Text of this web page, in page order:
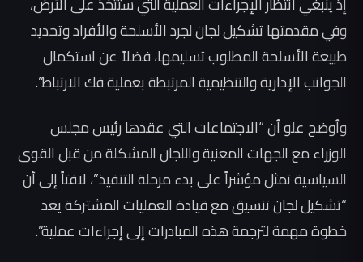
وفي مقدمتها تشكيل لجان لجرد الأسلحة والأفراد وتحديد
طبيعة الأسلحة المطلوب تسليمها، فضلاً عن استكمال
الجوانب الإدارية والتنظيمية المرتبطة بعملية فك الارتباط”.
وأوضح علو أن “الاجتماعات التي عقدها رئيس مجلس
الوزراء مع الجهات المعنية واللجان المشكلة من قبل القوى
السياسية تمثل مؤشراً على بدء مرحلة التنفيذ”، لافتاً إلى أن
“تشكيل لجان تنسيق مع قيادة العمليات المشتركة يعد
خطوة مهمة لترجمة هذه المبادرات إلى إجراءات عملية”.